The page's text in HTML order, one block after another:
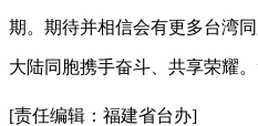
期。期待并相信会有更多台湾
大陆同胞携手奋斗、共享荣耀。
[责任编辑：福建省台办]